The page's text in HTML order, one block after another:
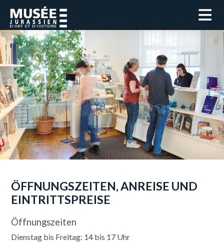
ÖFFNUNGSZEITEN, ANREISE UND
EINTRITTSPREISE
Öffnungszeiten
Dienstag bis Freitag: 14 bis 17 Uhr